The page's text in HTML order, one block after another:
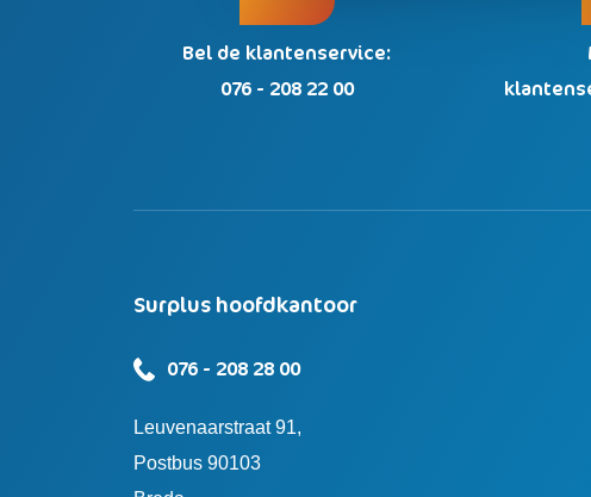
Bel de klantenservice:
076 - 208 22 00
Surplus hoofdkantoor
076 - 208 28 00
Leuvenaarstraat 91,
Postbus 90103